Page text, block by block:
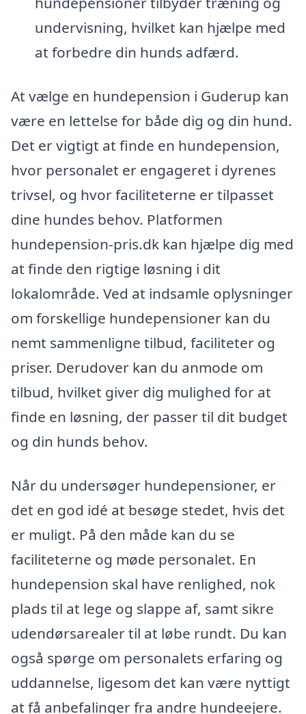
undervisning, hvilket kan hjælpe med
at forbedre din hunds adfærd.
At vælge en hundepension i Guderup kan
være en lettelse for både dig og din hund.
Det er vigtigt at finde en hundepension,
hvor personalet er engageret i dyrenes
trivsel, og hvor faciliteterne er tilpasset
dine hundes behov. Platformen
hundepension-pris.dk kan hjælpe dig med
at finde den rigtige løsning i dit
lokalområde. Ved at indsamle oplysninger
om forskellige hundepensioner kan du
nemt sammenligne tilbud, faciliteter og
priser. Derudover kan du anmode om
tilbud, hvilket giver dig mulighed for at
finde en løsning, der passer til dit budget
og din hunds behov.
Når du undersøger hundepensioner, er
det en god idé at besøge stedet, hvis det
er muligt. På den måde kan du se
faciliteterne og møde personalet. En
hundepension skal have renlighed, nok
plads til at lege og slappe af, samt sikre
udendørsarealer til at løbe rundt. Du kan
også spørge om personalets erfaring og
uddannelse, ligesom det kan være nyttigt
at få anbefalinger fra andre hundeejere.